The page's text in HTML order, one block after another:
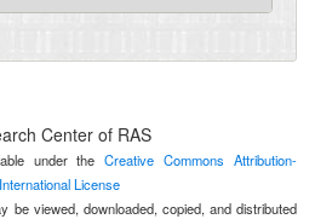
Center of RAS
under theCreative Commons Attribution-
License
be viewed, downloaded, copied, and distributed